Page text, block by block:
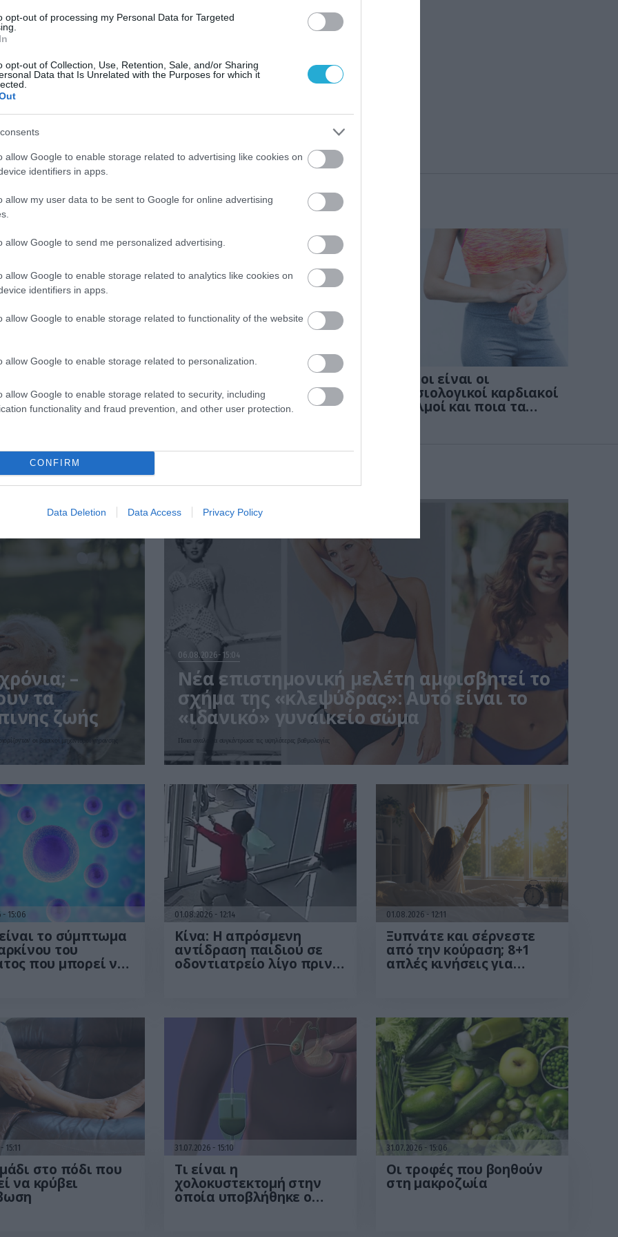
opt-out of processing my Personal Data for Targeted
opt-out of Collection, Use, Retention, Sale, and/or Sharing
Data that Is Unrelated with the Purposes for which it
allow Google to enable storage related to advertising like cookies on
identifiers in apps.
allow my user data to be sent to Google for online advertising
allow Google to send me personalized advertising.
allow Google to enable storage related to analytics like cookies on
identifiers in apps.
allow Google to enable storage related to functionality of the website
allow Google to enable storage related to personalization.
allow Google to enable storage related to security, including
functionality and fraud prevention, and other user protection.
CONFIRM
Data Deletion Data Access Privacy Policy
ευτυχεί ο Βορράς και δη οι σκανδιναβικές
ευτυχίας κατά την περίοδο 2010 – 2012
η Αλβανία.
«αθόρυβα» τα
σε κάθε ηλικία…
είναι το γάλα!
ΦΑΡΜΑΚΑ
3 Ανατροπή δεδομένων
στα εμβόλια mRNA: Οι
εμβολιασμένοι
πεθαίνουν πλέον στις
Ποιοι είναι οι
φυσιολογικοί καρδιακοί
παλμοί και ποια τα
–
τα
ζωής
οι βασικοί μηχανισμοί γήρανσης
06.08.2026 15:04
Νέα επιστημονική μελέτη αμφισβητεί το
σχήμα της «κλεψύδρας»: Αυτό είναι το
«ιδανικό» γυναικείο σώμα
Ποια αναλογία συγκέντρωσε τις υψηλότερες βαθμολογίες
15:06
το σύμπτωμα
του
που μπορεί να
01.08.2026 12:14
Κίνα: Η απρόσμενη
αντίδραση παιδιού σε
οδοντιατρείο λίγο πριν
01.08.2026 12:11
Ξυπνάτε και σέρνεστε
από την κούραση; 8+1
απλές κινήσεις για
15:11
στο πόδι που
να κρύβει
31.07.2026 15:10
Τι είναι η
χολοκυστεκτομή στην
οποία υποβλήθηκε ο
31.07.2026 15:06
Οι τροφές που βοηθούν
στη μακροζωία